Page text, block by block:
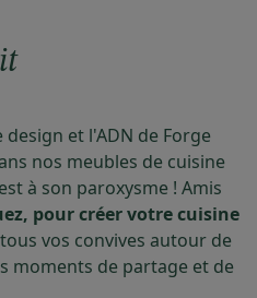
et l'ADN de Forge
nos meubles de cuisine
à son paroxysme ! Amis
pour créer votre cuisine
vos convives autour de
moments de partage et de